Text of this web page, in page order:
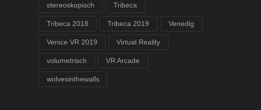
stereoskopisch Tribeca
Tribeca 2018 Tribeca 2019 Venedig
Venice VR 2019 Virtual Reality
volumetrisch VR Arcade
wolvesinthewalls